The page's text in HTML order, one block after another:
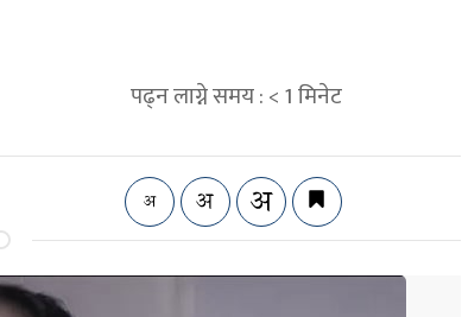
पढ्न लाग्ने समय :< 1मिनेट